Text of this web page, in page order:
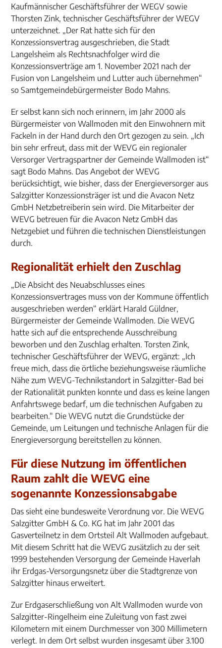
Kaufmännischer Geschäftsführer der WEGV sowie
Thorsten Zink, technischer Geschäftsführer der WEGV
unterzeichnet. „Der Rat hatte sich für den
Konzessionsvertrag ausgeschrieben, die Stadt
Langelsheim als Rechtsnachfolger wird die
Konzessionsverträge am 1. November 2021 nach der
Fusion von Langelsheim und Lutter auch übernehmen“
so Samtgemeindebürgermeister Bodo Mahns.
Er selbst kann sich noch erinnern, im Jahr 2000 als
Bürgermeister von Wallmoden mit den Einwohnern mit
Fackeln in der Hand durch den Ort gezogen zu sein. „Ich
bin sehr erfreut, dass mit der WEVG ein regionaler
Versorger Vertragspartner der Gemeinde Wallmoden ist“
sagt Bodo Mahns. Das Angebot der WEVG
berücksichtigt, wie bisher, dass der Energieversorger aus
Salzgitter Konzessionsträger ist und die Avacon Netz
GmbH Netzbetreiberin sein wird. Die Mitarbeiter der
WEVG betreuen für die Avacon Netz GmbH das
Netzgebiet und führen die technischen Dienstleistungen
durch.
Regionalität erhielt den Zuschlag
„Die Absicht des Neuabschlusses eines
Konzessionsvertrages muss von der Kommune öffentlich
ausgeschrieben werden“ erklärt Harald Güldner,
Bürgermeister der Gemeinde Wallmoden. Die WEVG
hatte sich auf die entsprechende Ausschreibung
beworben und den Zuschlag erhalten. Torsten Zink,
technischer Geschäftsführer der WEVG, ergänzt: „Ich
freue mich, dass die örtliche beziehungsweise räumliche
Nähe zum WEVG-Technikstandort in Salzgitter-Bad bei
der Rationalität punkten konnte und dass es keine langen
Anfahrtswege bedarf, um die technischen Aufgaben zu
bearbeiten.“ Die WEVG nutzt die Grundstücke der
Gemeinde, um Leitungen und technische Anlagen für die
Energieversorgung bereitstellen zu können.
Für diese Nutzung im öffentlichen
Raum zahlt die WEVG eine
sogenannte Konzessionsabgabe
Das sieht eine bundesweite Verordnung vor. Die WEVG
Salzgitter GmbH & Co. KG hat im Jahr 2001 das
Gasverteilnetz in dem Ortsteil Alt Wallmoden aufgebaut.
Mit diesem Schritt hat die WEVG zusätzlich zu der seit
1999 bestehenden Versorgung der Gemeinde Haverlah
ihr Erdgas-Versorgungsnetz über die Stadtgrenze von
Salzgitter hinaus erweitert.
Zur Erdgaserschließung von Alt Wallmoden wurde von
Salzgitter-Ringelheim eine Zuleitung von fast zwei
Kilometern mit einem Durchmesser von 300 Millimetern
verlegt. In dem Ort selbst wurden insgesamt über 3.100